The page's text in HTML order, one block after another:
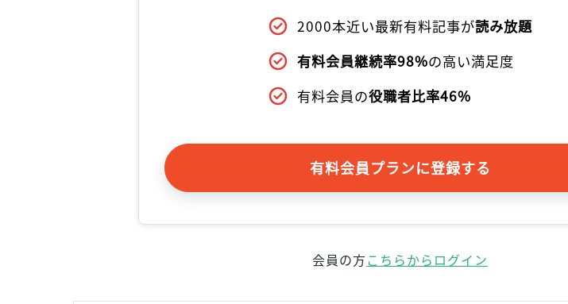
2000本近い最新有料記事が読み放題
有料会員継続率98%の高い満足度
有料会員の役職者比率46%
有料会員プランに登録する
会員の方こちらからログイン